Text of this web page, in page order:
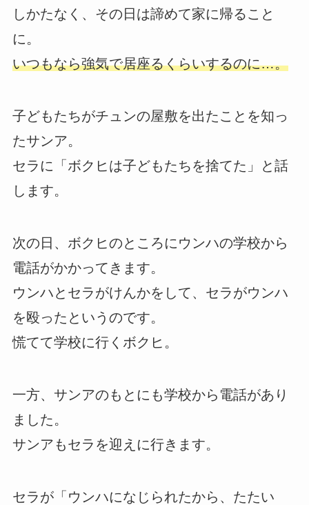
しかたなく、その日は諦めて家に帰ること
に。
いつもなら強気で居座るくらいするのに…。
子どもたちがチュンの屋敷を出たことを知っ
たサンア。
セラに「ボクヒは子どもたちを捨てた」と話
します。
次の日、ボクヒのところにウンハの学校から
電話がかかってきます。
ウンハとセラがけんかをして、セラがウンハ
を殴ったというのです。
慌てて学校に行くボクヒ。
一方、サンアのもとにも学校から電話があり
ました。
サンアもセラを迎えに行きます。
セラが「ウンハになじられたから、たたい